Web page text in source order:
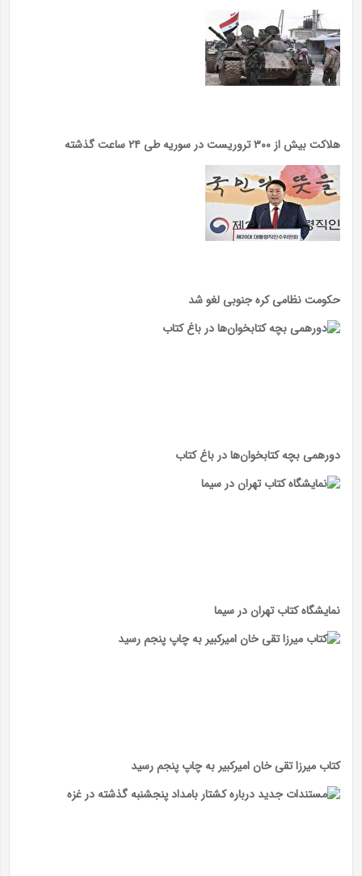
هلاکت بیش از ۳۰۰ تروریست در سوریه طی ۲۴ ساعت گذشته
حکومت نظامی کره جنوبی لغو شد
دورهمی بچه کتابخوان‌ها در باغ کتاب
نمایشگاه کتاب تهران در سیما
کتاب میرزا تقی خان امیرکبیر به چاپ پنجم رسید